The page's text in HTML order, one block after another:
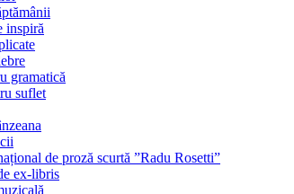
inspiră
gramatică
suflet
de proză scurtă ”Radu Rosetti”
ex-libris